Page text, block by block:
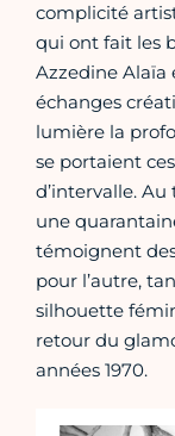
complicité
qui ont fait les
Azzedine Alaïa
échanges
lumière la
se portaient
d’intervalle.
une
témoignent
pour l’autre,
silhouette
retour du
années 1970.